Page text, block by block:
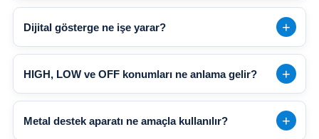
Dijital gösterge ne işe yarar?
HIGH, LOW ve OFF konumları ne anlama gelir?
Metal destek aparatı ne amaçla kullanılır?